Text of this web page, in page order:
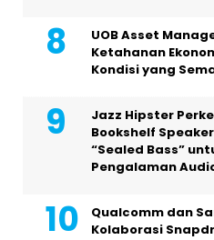
UOB Asset
Ketahanan
Kondisi yang
Jazz Hipster
Bookshelf
“Sealed Bass”
Pengalaman
Qualcomm dan
Kolaborasi